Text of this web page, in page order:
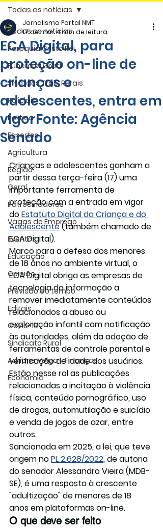
Todas as notícias
Paróquia Cristo Rei
Funerária Gräff
Sind. dos Trab. Rurais
Policiais
Politica
Esportes
Agricultura
Região
Geral
Patrocinadores
Vagas de Emprego
Eventos
Educação
Opinião
Previsão do tempo
Editais
Covic-19
Sindicato Rural
Adriane Veiga - Finanças
Economia
Todas as notícias
ECA Digital, para
proteção on-line de
crianças e
adolescentes, entra em
vigorFonte: Agência
Senado
Jornalismo Portal NMT
17 de mar.4 min de leitura
Crianças e adolescentes ganham a
partir dessa terça-feira (17) uma
importante ferramenta de
proteção com a entrada em vigor
do Estatuto Digital da Criança e do
Adolescente (também chamado de
ECA Digital).
Marco para a defesa dos menores
de 18 anos no ambiente virtual, o
ECA Digital obriga as empresas de
tecnologia da informação a
remover imediatamente conteúdos
relacionados a abuso ou
exploração infantil com notificação
às autoridades, além da adoção de
ferramentas de controle parental e
verificação de idade dos usuários.
Estão nesse rol as publicações
relacionadas a incitação à violência
física, conteúdo pornográfico, uso
de drogas, automutilação e suicídio
e venda de jogos de azar, entre
outros.
Sancionada em 2025, a lei, que teve
origem no PL 2.628/2022, de autoria
do senador Alessandro Vieira (MDB-
SE), é uma resposta à crescente
"adultização" de menores de 18
anos em plataformas on-line.
O que deve ser feito